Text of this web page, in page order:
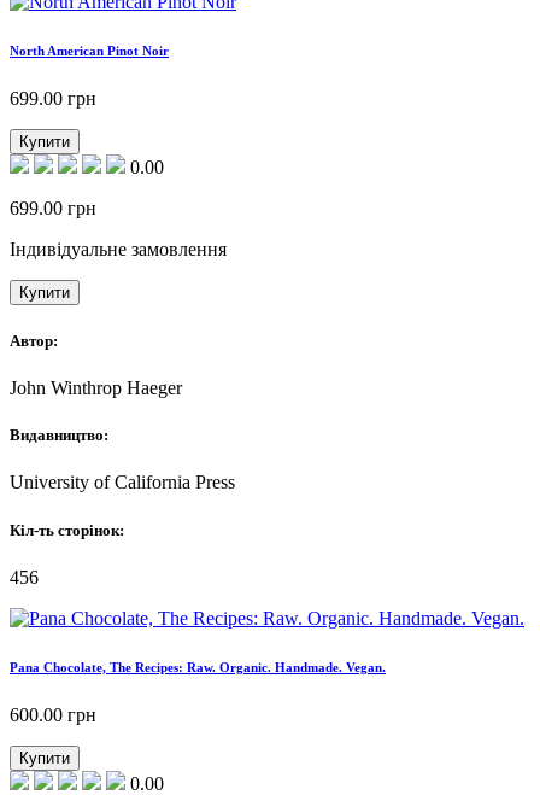
North American Pinot Noir
699.00 грн
Купити
0.00
699.00 грн
Індивідуальне замовлення
Купити
Автор:
John Winthrop Haeger
Видавництво:
University of California Press
Кіл-ть сторінок:
456
Pana Chocolate, The Recipes: Raw. Organic. Handmade. Vegan.
600.00 грн
Купити
0.00